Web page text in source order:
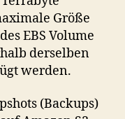
Größe
EBS Volume
derselben
werden.
(Backups)